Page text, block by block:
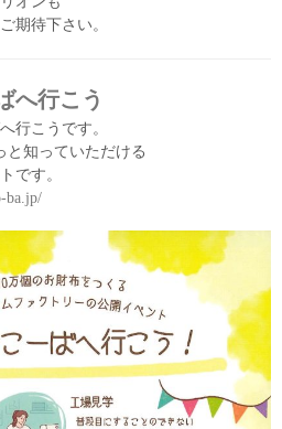
期待下さい。
へ行こう
行こうです。
と知っていただける
です。
ba.jp/